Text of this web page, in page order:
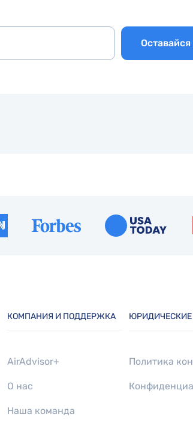
Оставайся
КОМПАНИЯ И ПОДДЕРЖКА
AirAdvisor+
О нас
Наша команда
ЮРИДИЧЕСКИЕ
Политика